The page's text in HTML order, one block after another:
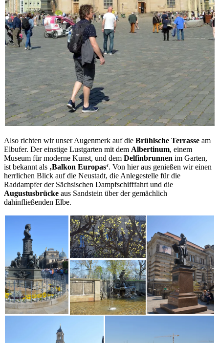
Also richten wir unser Augenmerk auf die Brühlsche Terrasse am
Elbufer. Der einstige Lustgarten mit dem Albertinum, einem
Museum für moderne Kunst, und dem Delfinbrunnen im Garten,
ist bekannt als ‚Balkon Europas‘. Von hier aus genießen wir einen
herrlichen Blick auf die Neustadt, die Anlegestelle für die
Raddampfer der Sächsischen Dampfschifffahrt und die
Augustusbrücke aus Sandstein über der gemächlich
dahinfließenden Elbe.